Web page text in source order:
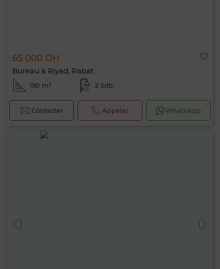
65 000 DH
Bureau à Riyad, Rabat
150 m² 2 Sdb.
Contacter Appelez WhatsApp